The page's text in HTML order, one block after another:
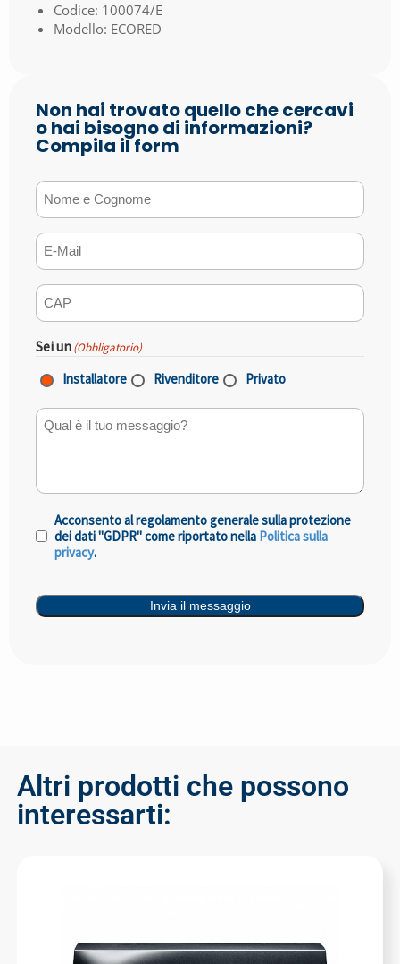
Codice: 100074/E
Modello: ECORED
Non hai trovato quello che cercavi
o hai bisogno di informazioni?
Compila il form
Nome e Cognome(Obbligatorio)
E-mail(Obbligatorio)
CAP (Obbligatorio)
Sei un(Obbligatorio)
Installatore Rivenditore Privato
Qual è il tuo messaggio?
Consenso(Obbligatorio)
Acconsento al regolamento generale sulla protezione
dei dati "GDPR" come riportato nella Politica sulla
privacy.
Invia il messaggio
Altri prodotti che possono
interessarti: